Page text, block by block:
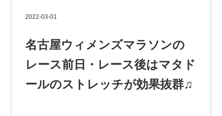
2022-03-01
名古屋ウィメンズマラソンの
レース前日・レース後はマタド
ールのストレッチが効果抜群♫